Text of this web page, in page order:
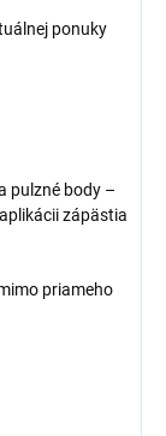
ponuky
pulzné body –
zápästia
priameho